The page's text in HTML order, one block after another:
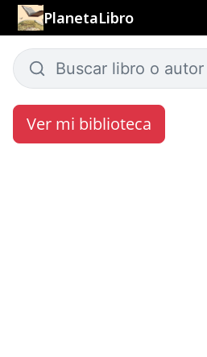
PlanetaLibro
Ver mi biblioteca